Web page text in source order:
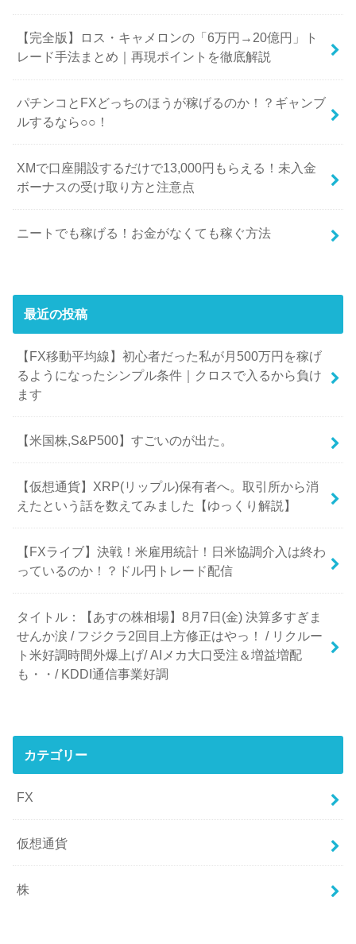
【完全版】ロス・キャメロンの「6万円→20億円」ト
レード手法まとめ｜再現ポイントを徹底解説
パチンコとFXどっちのほうが稼げるのか！？ギャンブ
ルするなら○○！
XMで口座開設するだけで13,000円もらえる！未入金
ボーナスの受け取り方と注意点
ニートでも稼げる！お金がなくても稼ぐ方法
最近の投稿
【FX移動平均線】初心者だった私が月500万円を稼げ
るようになったシンプル条件｜クロスで入るから負け
ます
【米国株,S&P500】すごいのが出た。
【仮想通貨】XRP(リップル)保有者へ。取引所から消
えたという話を数えてみました【ゆっくり解説】
【FXライブ】決戦！米雇用統計！日米協調介入は終わ
っているのか！？ドル円トレード配信
タイトル：【あすの株相場】8月7日(金) 決算多すぎま
せんか涙 / フジクラ2回目上方修正はやっ！ / リクルー
ト米好調時間外爆上げ/ AIメカ大口受注＆増益増配
も・・/ KDDI通信事業好調
カテゴリー
FX
仮想通貨
株